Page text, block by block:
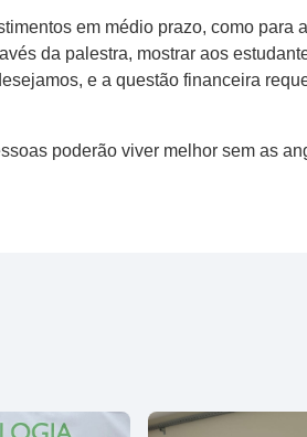
em médio prazo, como para
da palestra, mostrar aos
e a questão financeira
poderão viver melhor sem as